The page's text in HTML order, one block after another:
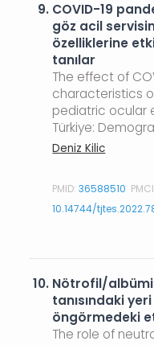
9. COVID-19
göz acil
özelliklerine
tanılar
The effect of
characteristics
pediatric ocular
Türkiye:
Deniz Kilic
PMID:36588510
10.14744/
10. Nötrofil/
tanısındaki
öngörmedeki
The role of